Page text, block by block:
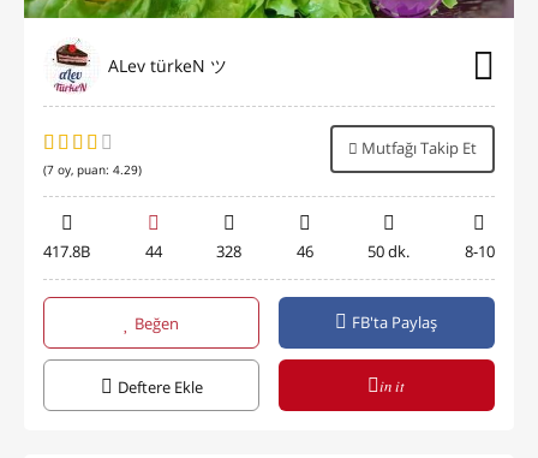
ALev türkeN ツ
(7 oy, puan: 4.29)
Mutfağı Takip Et
417.8B 44 328 46 50 dk. 8-10
Beğen FB'ta Paylaş
Deftere Ekle in it